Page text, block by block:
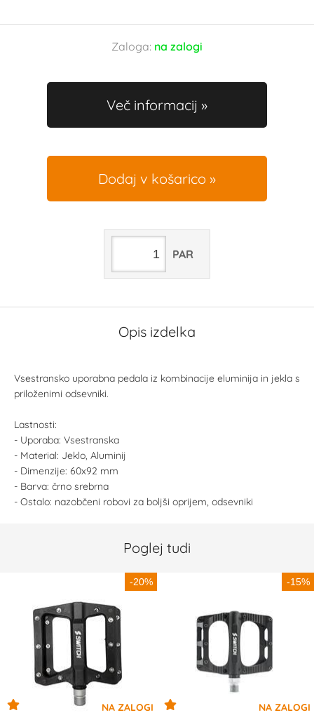
Zaloga: na zalogi
Več informacij
Dodaj v košarico
PAR
Opis izdelka
Vsestransko uporabna pedala iz kombinacije eluminija in jekla s
priloženimi odsevniki.
Lastnosti:
- Uporaba: Vsestranska
- Material: Jeklo, Aluminij
- Dimenzije: 60x92 mm
- Barva: črno srebrna
- Ostalo: nazobčeni robovi za boljši oprijem, odsevniki
Poglej tudi
-20% -15%